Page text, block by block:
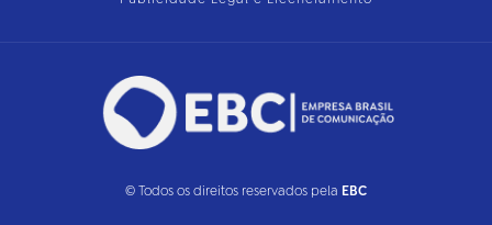
© Todos os direitos reservados pela EBC